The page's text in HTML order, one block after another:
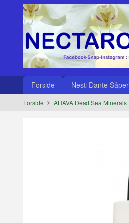
innholdet
Produkter
Forside Nesti Dante Såper
Forside AHAVA Dead Sea Minerals